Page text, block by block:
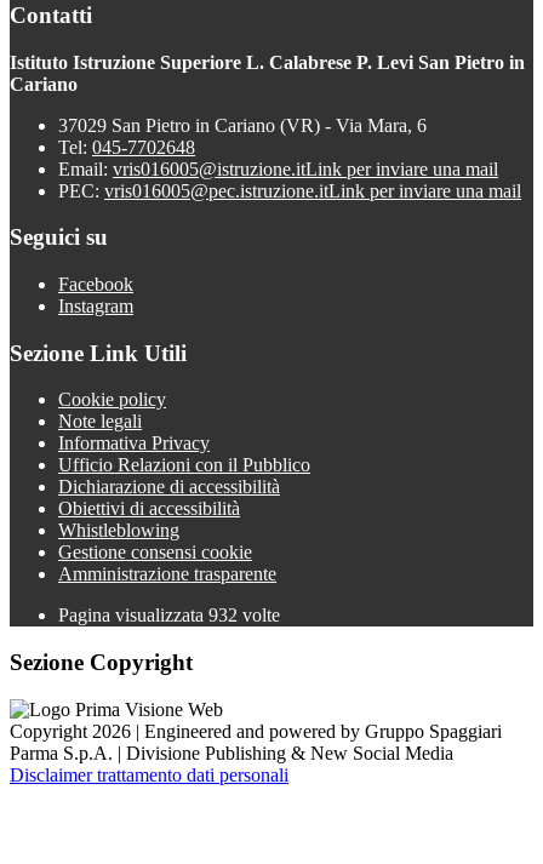
Contatti
Istituto Istruzione Superiore L. Calabrese P. Levi San Pietro in
Cariano
37029 San Pietro in Cariano (VR) - Via Mara, 6
Tel: 045-7702648
Email: vris016005@istruzione.itLink per inviare una mail
PEC: vris016005@pec.istruzione.itLink per inviare una mail
Seguici su
Facebook
Instagram
Sezione Link Utili
Cookie policy
Note legali
Informativa Privacy
Ufficio Relazioni con il Pubblico
Dichiarazione di accessibilità
Obiettivi di accessibilità
Whistleblowing
Gestione consensi cookie
Amministrazione trasparente
Pagina visualizzata 932 volte
Sezione Copyright
Copyright 2026 | Engineered and powered by Gruppo Spaggiari
Parma S.p.A. | Divisione Publishing & New Social Media
Disclaimer trattamento dati personali